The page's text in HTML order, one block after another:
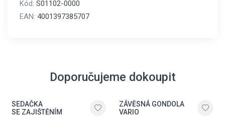
Kód: S01102-0000
EAN: 4001397385707
Doporučujeme dokoupit
SEDAČKA
SE ZAJIŠTĚNÍM
ZÁVĚSNÁ GONDOLA
VARIO